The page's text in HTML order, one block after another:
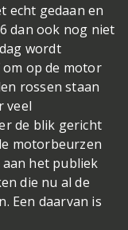
echt gedaan en
dan ook nog niet
wordt
op de motor
rossen staan
veel
de blik gericht
motorbeurzen
het publiek
die nu al de
Een daarvan is